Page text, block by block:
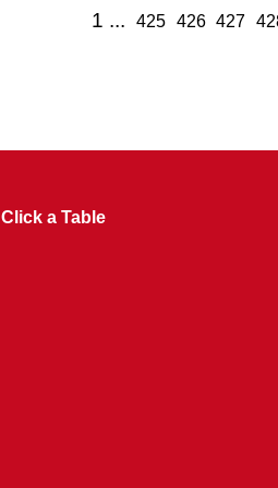
1 425 426 427
Click a Table